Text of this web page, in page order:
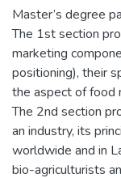
Master’s degree
The 1st section
marketing
positioning), their
the aspect of food
The 2nd section
an industry, its
worldwide and in
bio-agriculturists